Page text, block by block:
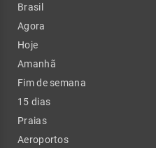
Brasil
Agora
Hoje
Amanhã
Fim de semana
15 dias
Praias
Aeroportos